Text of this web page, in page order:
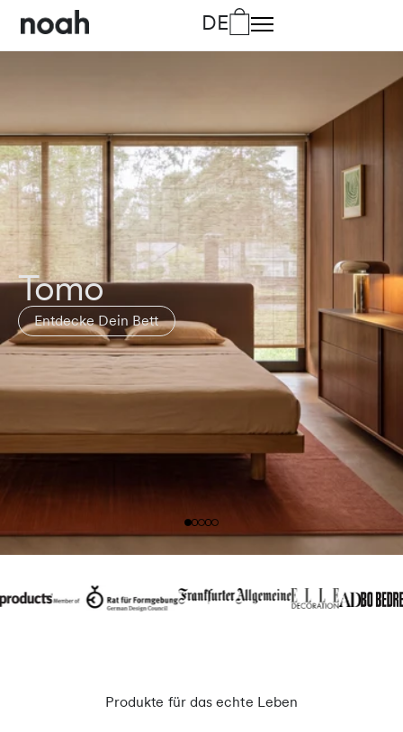
DE
EN
Englisch
FR
Französisch
IT
Italienisch
Tomo
Entdecke Dein Bett
Produkte für das echte Leben